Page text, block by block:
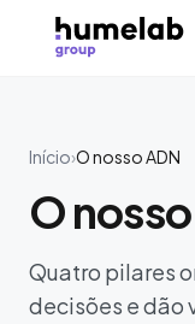
Saltar para o conteúdo
Início›O nosso ADN
O
Quatro pilares
decisões e dão